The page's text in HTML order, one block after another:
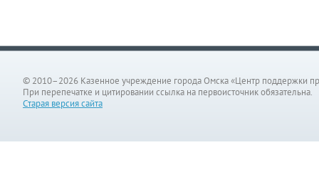
© 2010–2026 Казенное учреждение города Омска «Центр поддержки
При перепечатке и цитировании ссылка на первоисточник обязательна.
Старая версия сайта